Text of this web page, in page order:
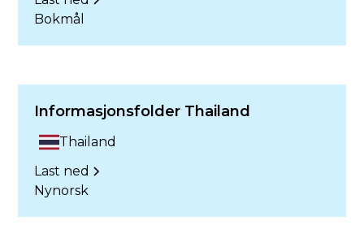
Bokmål
Informasjonsfolder Thailand
Thailand
Last ned
Nynorsk